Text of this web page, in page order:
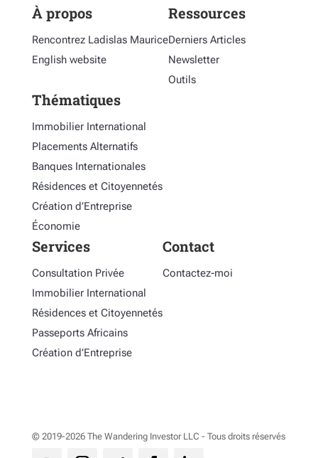
À propos
Rencontrez Ladislas Maurice
English website
Ressources
Derniers Articles
Newsletter
Outils
Thématiques
Immobilier International
Placements Alternatifs
Banques Internationales
Résidences et Citoyennetés
Création d’Entreprise
Économie
Services
Consultation Privée
Immobilier International
Résidences et Citoyennetés
Passeports Africains
Création d’Entreprise
Contact
Contactez-moi
© 2019-2026 The Wandering Investor LLC - Tous droits réservés